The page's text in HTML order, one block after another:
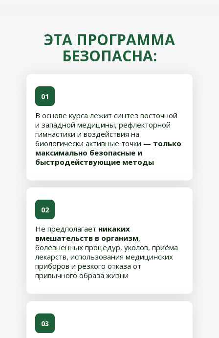
ЭТА ПРОГРАММА
БЕЗОПАСНА:
В основе курса лежит синтез восточной
и западной медицины, рефлекторной
гимнастики и воздействия на
биологически активные точки — только
максимально безопасные и
быстродействующие методы
01
Не предполагает никаких
вмешательств в организм,
болезненных процедур, уколов, приёма
лекарств, использования медицинских
приборов и резкого отказа от
привычного образа жизни
02
03